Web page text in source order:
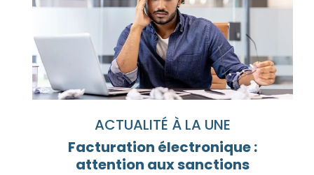
ACTUALITÉ À LA UNE
Facturation électronique :
attention aux sanctions